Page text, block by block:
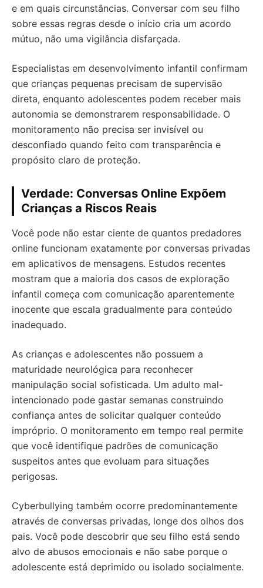
e em quais circunstâncias. Conversar com seu filho
sobre essas regras desde o início cria um acordo
mútuo, não uma vigilância disfarçada.
Especialistas em desenvolvimento infantil confirmam
que crianças pequenas precisam de supervisão
direta, enquanto adolescentes podem receber mais
autonomia se demonstrarem responsabilidade. O
monitoramento não precisa ser invisível ou
desconfiado quando feito com transparência e
propósito claro de proteção.
Verdade: Conversas Online Expõem
Crianças a Riscos Reais
Você pode não estar ciente de quantos predadores
online funcionam exatamente por conversas privadas
em aplicativos de mensagens. Estudos recentes
mostram que a maioria dos casos de exploração
infantil começa com comunicação aparentemente
inocente que escala gradualmente para conteúdo
inadequado.
As crianças e adolescentes não possuem a
maturidade neurológica para reconhecer
manipulação social sofisticada. Um adulto mal-
intencionado pode gastar semanas construindo
confiança antes de solicitar qualquer conteúdo
impróprio. O monitoramento em tempo real permite
que você identifique padrões de comunicação
suspeitos antes que evoluam para situações
perigosas.
Cyberbullying também ocorre predominantemente
através de conversas privadas, longe dos olhos dos
pais. Você pode descobrir que seu filho está sendo
alvo de abusos emocionais e não sabe porque o
adolescente está deprimido ou isolado socialmente.